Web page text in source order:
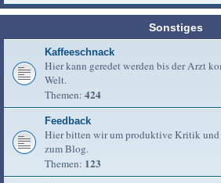
Sonstiges
Kaffeeschnack
Hier kann geredet werden bis der Arzt
Welt.
Themen: 424
Feedback
Hier bitten wir um produktive Kritik und
zum Blog.
Themen: 123